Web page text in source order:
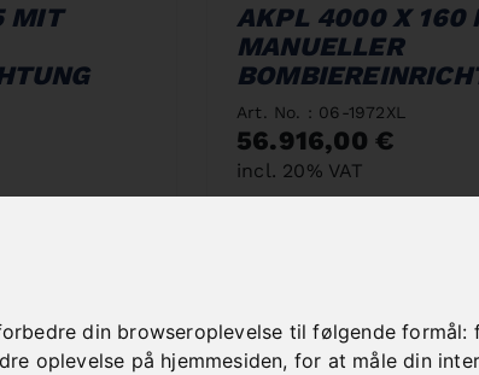
din browseroplevelse til følgende formål:
oplevelse på hjemmesiden, for at måle din
MIT
AKPL 4000 X 160
MANUELLER
Art. No. : 06-1972XL
56.916,00 €
incl. 20% VAT